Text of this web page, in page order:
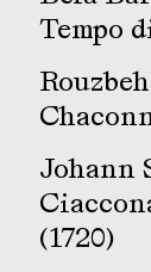
Tempo
Johann
(1720)